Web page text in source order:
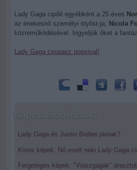
Lady Gaga cipőit egyébként a 25 éves
az énekesnő személyi stylist-ja, Nicola
közreműködésével. Irigyeljük őket a
Lady Gaga csupasz popsival!
Kapcsolódó írások:
Lady Gaga és Justin Bieber járnak?
Kínos képek: Nő esett neki Lady Gaga
Fergeteges képek: "Viaszgagák"